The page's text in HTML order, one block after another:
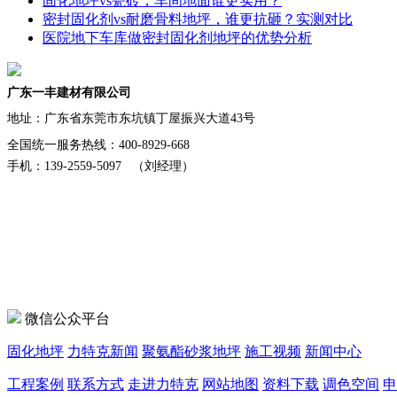
密封固化剂vs耐磨骨料地坪，谁更抗砸？实测对比
医院地下车库做密封固化剂地坪的优势分析
广东一丰建材有限公司
地址： 广东省东莞市东坑镇丁屋振兴大道43号
全国统一服务热线：400-8929-668
手机：139-2559-5097 （刘经理）
微信公众平台
固化地坪 力特克新闻 聚氨酯砂浆地坪 施工视频 新闻中心
工程案例 联系方式 走进力特克 网站地图 资料下载 调色空间